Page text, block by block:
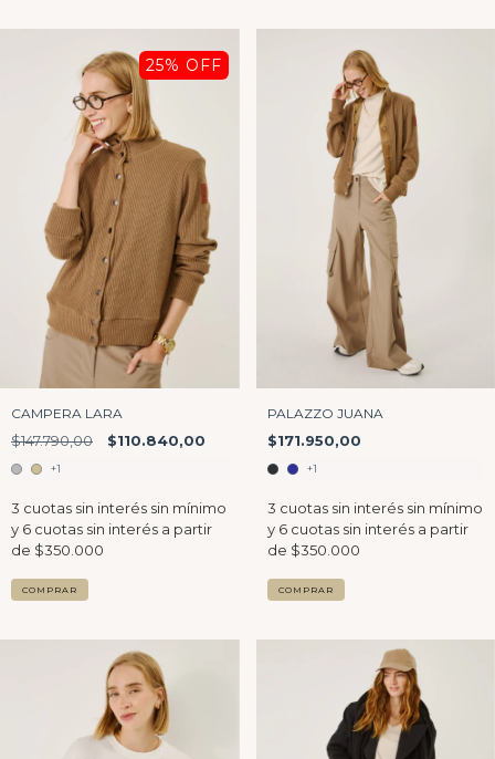
25% OFF
CAMPERA LARA
$147.790,00 $110.840,00
+1
COMPRAR
PALAZZO JUANA
$171.950,00
+1
COMPRAR